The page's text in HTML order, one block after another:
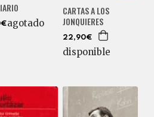
agotado
CARTAS A LOS
JONQUIERES
22,90€
disponible